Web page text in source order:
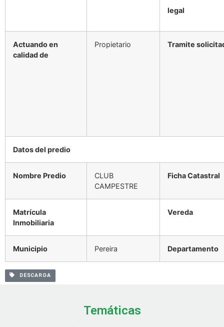
legal
Actuandoen
calidad de
Propietario Tramite
Datosdel predio
Nombre Predio
CLUB
CAMPESTRE
FichaCatastral
Matrícula
Inmobiliaria
Vereda
Municipio Pereira Departamento
DESCARGA
Temáticas